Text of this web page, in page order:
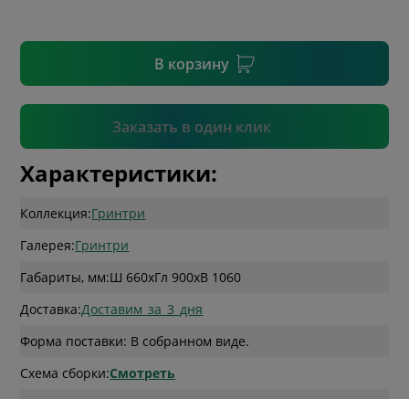
В корзину
Заказать в один клик
Подтвердить
Характеристики:
Коллекция:Гринтри
Галерея:Гринтри
Габариты, мм:Ш 660xГл 900xВ 1060
Доставка:Доставим_за_3_дня
Форма поставки: В собранном виде.
Схема сборки:Смотреть